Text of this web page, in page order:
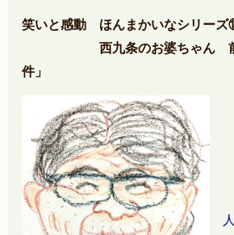
笑いと感動 ほんまかいなシリー
西九条のお婆ちゃん 前
件」
人